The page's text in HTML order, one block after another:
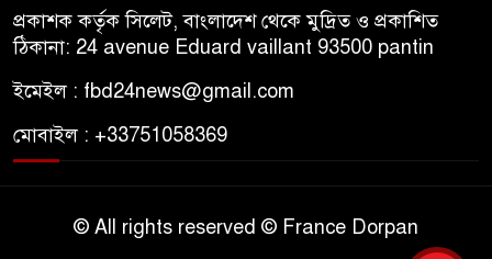
প্রকাশক কর্তৃক সিলেট, বাংলাদেশ থেকে মুদ্রিত ও প্রকাশিত
ঠিকানা: 24 avenue Eduard vaillant 93500 pantin
ইমেইল : fbd24news@gmail.com
মোবাইল : +33751058369
© All rights reserved © France Dorpan